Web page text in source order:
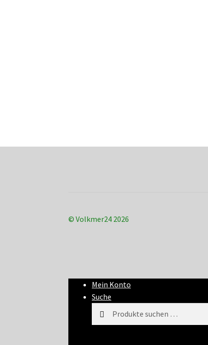
© Volkmer24 2026
Mein Konto
Suche